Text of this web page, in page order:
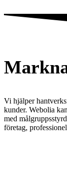
Vi hjälper
kunder. Webolia
med
företag,